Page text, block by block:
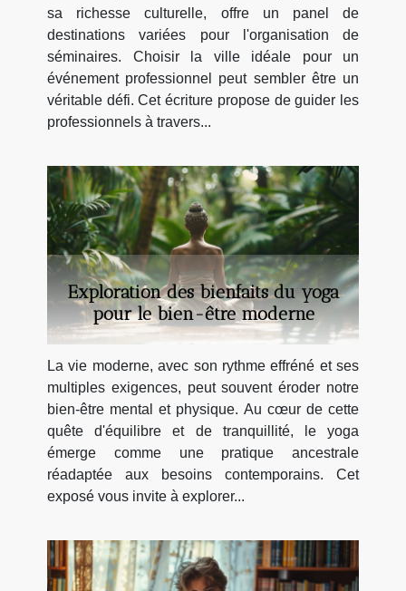
sa richesse culturelle, offre un panel de
destinations variées pour l'organisation de
séminaires. Choisir la ville idéale pour un
événement professionnel peut sembler être un
véritable défi. Cet écriture propose de guider les
professionnels à travers...
Exploration des bienfaits du yoga
pour le bien-être moderne
La vie moderne, avec son rythme effréné et ses
multiples exigences, peut souvent éroder notre
bien-être mental et physique. Au cœur de cette
quête d'équilibre et de tranquillité, le yoga
émerge comme une pratique ancestrale
réadaptée aux besoins contemporains. Cet
exposé vous invite à explorer...